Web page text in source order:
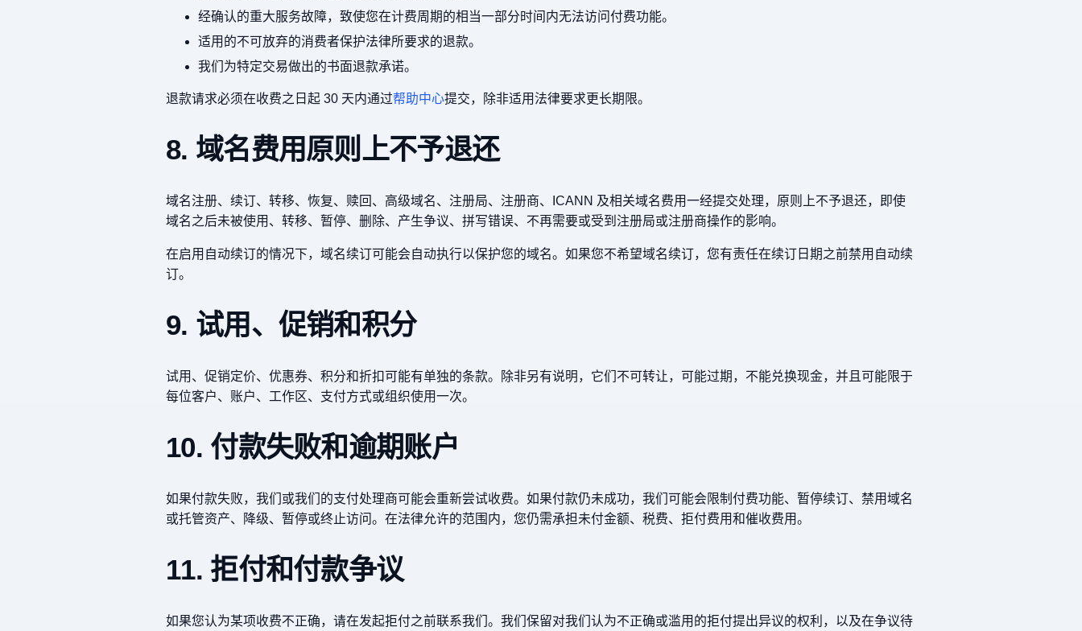
经确认的重大服务故障，致使您在计费周期的相当一部分时间内无法访问付费功能。
适用的不可放弃的消费者保护法律所要求的退款。
我们为特定交易做出的书面退款承诺。
退款请求必须在收费之日起 30 天内通过帮助中心提交，除非适用法律要求更长期限。
8. 域名费用原则上不予退还
域名注册、续订、转移、恢复、赎回、高级域名、注册局、注册商、ICANN 及相关域名费用一经提交处理，原则上不予退还，即使
域名之后未被使用、转移、暂停、删除、产生争议、拼写错误、不再需要或受到注册局或注册商操作的影响。
在启用自动续订的情况下，域名续订可能会自动执行以保护您的域名。如果您不希望域名续订，您有责任在续订日期之前禁用自动续
订。
9. 试用、促销和积分
试用、促销定价、优惠券、积分和折扣可能有单独的条款。除非另有说明，它们不可转让，可能过期，不能兑换现金，并且可能限于
每位客户、账户、工作区、支付方式或组织使用一次。
10. 付款失败和逾期账户
如果付款失败，我们或我们的支付处理商可能会重新尝试收费。如果付款仍未成功，我们可能会限制付费功能、暂停续订、禁用域名
或托管资产、降级、暂停或终止访问。在法律允许的范围内，您仍需承担未付金额、税费、拒付费用和催收费用。
11. 拒付和付款争议
如果您认为某项收费不正确，请在发起拒付之前联系我们。我们保留对我们认为不正确或滥用的拒付提出异议的权利，以及在争议待